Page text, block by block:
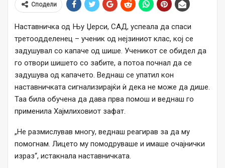
Сподели
Наставничка од Њу Џерси, САД, успеала да спаси
третоодделенец – ученик од нејзиниот клас, кој се
задушувал со капаче од шише. Ученикот се обидел да
го отвори шишето со забите, а потоа почнал да се
задушува од капачето. Веднаш се упатил кон
наставничката сигнализирајќи ѝ дека не може да дише.
Таа била обучена да дава прва помош и веднаш го
применила Хајмлиховиот зафат.
„Не размислував многу, веднаш реагирав за да му
помогнам. Лицето му помодруваше и имаше очајнички
израз“, истакнала наставничката.